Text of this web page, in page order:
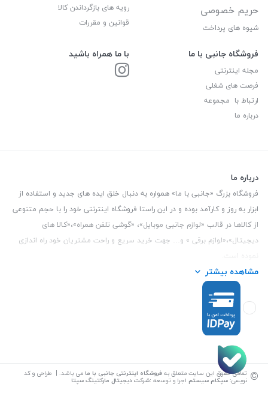
حریم خصوصی
شیوه های پرداخت
رویه های بازگرداندن کالا
قوانین و مقررات
فروشگاه جانبی با ما
مجله اینترنتی
فرصت های شغلی
ارتباط با مجموعه
درباره ما
با ما همراه باشید
درباره ما
فروشگاه بزرگ «جانبی با ما» همواره به دنبال خلق ایده های جدید و استفاده از
ابزار به روز و کارآمد بوده و در این راستا فروشگاه اینترنتی خود را با حجم متنوعی
از کالاها در قالب «لوازم جانبی موبایل»، «گوشی تلفن همراه»،«کالا های
دیجیتال»،«لوازم برقی » و… جهت خرید سریع و راحت مشتریان خود راه اندازی
این فروشگاه تمام تلاش خود را نموده تا کالاهایی با کیفیت و با حداقل قیمت
عرضه نماید.
تلفن تماس :3847 088 0912
و ملی طبقه زیرین عکاسی
مشاهده بیشتر
© تمامی حقوق این سایت متعلق بهفروشگاه اینترنتی جانبی با ما می باشد. | طراحی و کد
نویسی: سپکام سیستم اجرا و توسعه :شرکت دیجیتال مارکتینگ سپتا